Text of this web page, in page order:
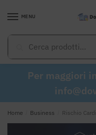
MENU
Cerca
Per maggiori
Home Business Rischio